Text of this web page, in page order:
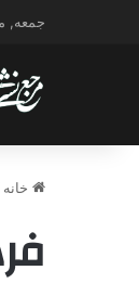
جمعه, مرداد
خانه